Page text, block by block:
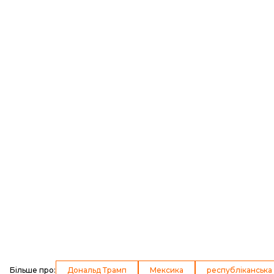
Більше про: Дональд Трамп Мексика республіканська